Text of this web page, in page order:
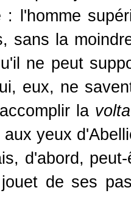
: l'homme
sans la
ne peut
eux, ne
la
yeux
d'abord,
de ses